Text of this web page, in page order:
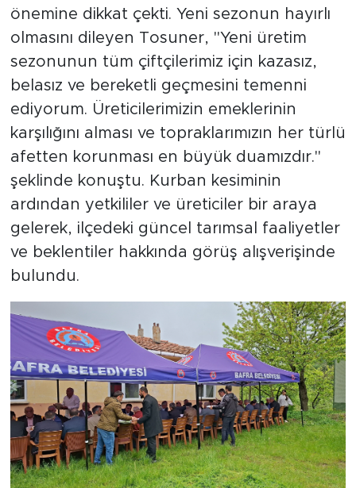
önemine dikkat çekti. Yeni sezonun hayırlı
olmasını dileyen Tosuner, "Yeni üretim
sezonunun tüm çiftçilerimiz için kazasız,
belasız ve bereketli geçmesini temenni
ediyorum. Üreticilerimizin emeklerinin
karşılığını alması ve topraklarımızın her türlü
afetten korunması en büyük duamızdır."
şeklinde konuştu. Kurban kesiminin
ardından yetkililer ve üreticiler bir araya
gelerek, ilçedeki güncel tarımsal faaliyetler
ve beklentiler hakkında görüş alışverişinde
bulundu.